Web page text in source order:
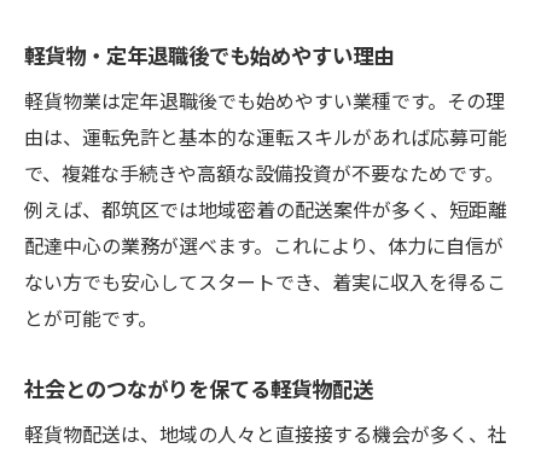
軽貨物・定年退職後でも始めやすい理由
軽貨物業は定年退職後でも始めやすい業種です。その理
由は、運転免許と基本的な運転スキルがあれば応募可能
で、複雑な手続きや高額な設備投資が不要なためです。
例えば、都筑区では地域密着の配送案件が多く、短距離
配達中心の業務が選べます。これにより、体力に自信が
ない方でも安心してスタートでき、着実に収入を得るこ
とが可能です。
社会とのつながりを保てる軽貨物配送
軽貨物配送は、地域の人々と直接接する機会が多く、社